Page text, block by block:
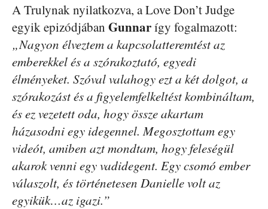
A Trulynak nyilatkozva, a Love Don’t Judge
egyik epizódjában Gunnarígy fogalmazott:
„Nagyon élveztem a kapcsolatteremtést az
emberekkel és a szórakoztató, egyedi
élményeket. Szóval valahogy ezt a két dolgot, a
szórakozást és a figyelemfelkeltést kombináltam,
és ez vezetett oda, hogy össze akartam
házasodni egy idegennel. Megosztottam egy
videót, amiben azt mondtam, hogy feleségül
akarok venni egy vadidegent. Egy csomó ember
válaszolt, és történetesen Danielle volt az
egyikük…az igazi.”